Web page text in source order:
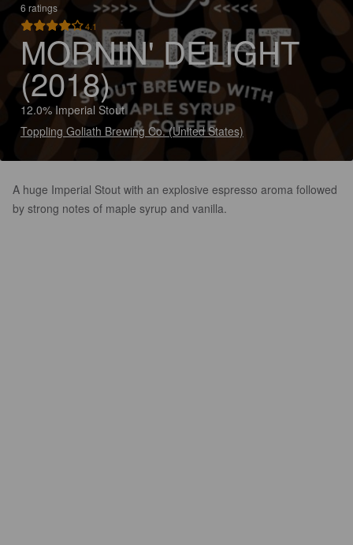
6 ratings
4.1
MORNIN' DELIGHT
(2018)
12.0% Imperial Stout
Toppling Goliath Brewing Co. (United States)
A huge Imperial Stout with an explosive espresso aroma followed
by strong notes of maple syrup and vanilla.